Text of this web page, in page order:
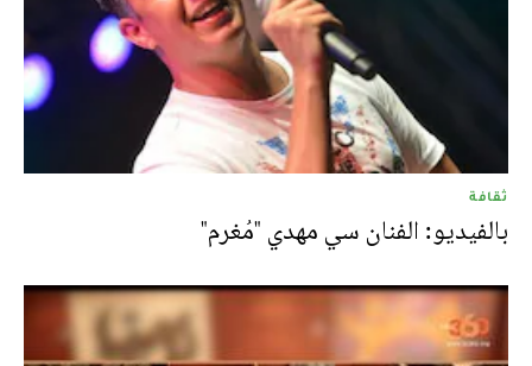
ثقافة
بالفيديو: الفنان سي مهدي "مُغرم"